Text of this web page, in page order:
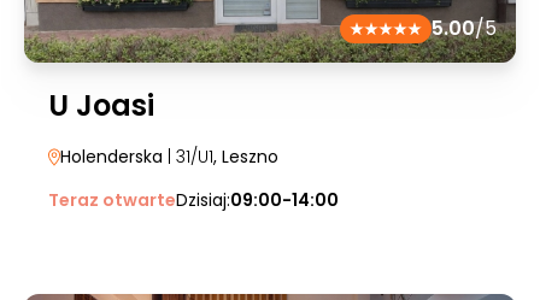
5.00/5
U Joasi
Holenderska | 31/U1, Leszno
Teraz otwarteDzisiaj:09:00-14:00